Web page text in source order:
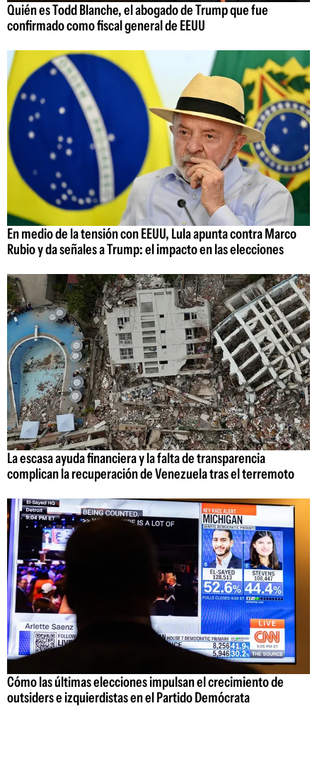
Quién es Todd Blanche, el abogado de Trump que fue
confirmado como fiscal general de EEUU
En medio de la tensión con EEUU, Lula apunta contra Marco
Rubio y da señales a Trump: el impacto en las elecciones
La escasa ayuda financiera y la falta de transparencia
complican la recuperación de Venezuela tras el terremoto
Cómo las últimas elecciones impulsan el crecimiento de
outsiders e izquierdistas en el Partido Demócrata